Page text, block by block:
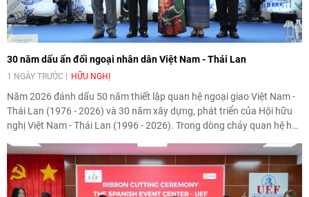
30 năm dấu ấn đối ngoại nhân dân Việt Nam - Thái Lan
1 NGÀY TRƯỚC HỮU NGHỊ
Năm 2026 đánh dấu 50 năm thiết lập quan hệ ngoại giao Việt Nam -
Thái Lan (1976 - 2026) và 30 năm xây dựng, phát triển của Hội hữu
nghị Việt Nam - Thái Lan (1996 - 2026). Trong dòng chảy quan hệ hai
rộng hoạt động từ giao lưu truyền thống sang kết nối địa phương,
doanh nghiệp, giáo dục, văn hóa và thế hệ trẻ, góp phần tăng cường
sự hiểu biết và hợp tác giữa nhân dân hai nước.